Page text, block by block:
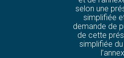
selon une
simplifiée
demande de
de cette
simplifiée